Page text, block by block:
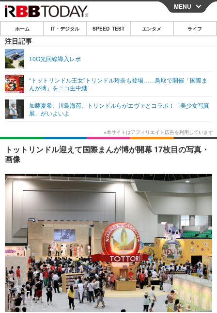
CLOSE
ホーム
IT・デジタル
ネタ
ショッピング その他
SPEED TEST
エンタメ
エンタメTOP
韓国・芸能
音楽 スポーツ
ショッピング その他
ライフ
ライフTOP グルメ
ペット ショッピング
その他
リリース一覧
プッシュ通知の停止方法
MENU
ホーム IT・デジタル SPEED TEST エンタメ ライフ
注目記事
10G光回線導入レポ
“トットリンドル王女”トリンドル玲奈も登場……鳥取で開催「国際ま
んが博」をニコ生中継
加藤夏希、川島海荷、トリンドルらがエヴァとコラボ！「美少女写真
展」がいよいよ
トットリンドル迎えて国際まんが博が開幕 17枚目の写真・
画像